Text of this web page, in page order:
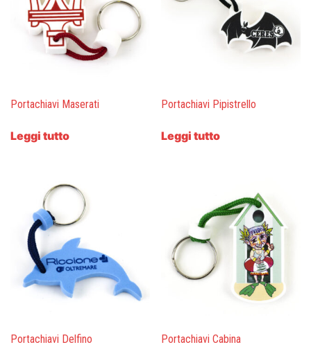
Portachiavi Maserati
Leggi tutto
Portachiavi Pipistrello
Leggi tutto
Portachiavi Delfino Portachiavi Cabina